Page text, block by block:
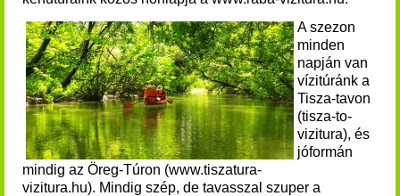
A szezon
minden
napján van
vízitúránk a
Tisza-tavon
(tisza-to-
vizitura), és
jóformán
mindig az Öreg-Túron (www.tiszatura-
vizitura.hu). Mindig szép, de tavasszal szuper a